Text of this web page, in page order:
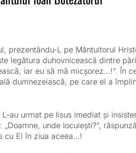
prezentându-L pe Mântuitorul
legătura duhovnicească dintre
iar eu să mă micșorez…!”. În
dumnezeiască, pe care el a
L-au urmat pe Iisus imediat și
„Doamne, unde locuiești?”,
cu El în ziua aceea…!